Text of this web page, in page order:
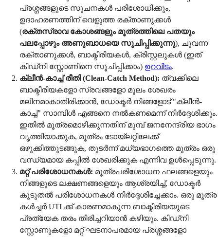
പ്രശ്നങ്ങളുടെ സൂചനകൾ പരിശോധിക്കും,
ഉദാഹരണത്തിന് വെളുത്ത രക്താണുക്കൾ
(രക്തസ്രാവ കോശങ്ങളും മൂത്രത്തിലെ പതയും
പലപ്പോഴും അണുബാധയെ സൂചിപ്പിക്കുന്നു), ചുവന്ന
രക്താണുക്കൾ, ബാക്ടീരിയകൾ, ക്രിസ്റ്റലുകൾ (ഇത്
കിഡ്നി സ്റ്റോണിനെ സൂചിപ്പിക്കാം) ഉറവിടം.
ക്ലീൻ-കാച്ച് രീതി (Clean-Catch Method): ത്വക്കിലെ
ബാക്ടീരിയകളോ സ്രവങ്ങളോ മൂലം ശേഖരം
മലിനമാകാതിരിക്കാൻ, ഡോക്ടർ നിങ്ങളോട് "ക്ലീൻ-
കാച്ച്" സാമ്പിൾ എങ്ങനെ നൽകണമെന്ന് നിർദ്ദേശിക്കും.
ഇതിൽ മൂത്രമൊഴിക്കുന്നതിന് മുമ്പ് ജനനേന്ദ്രിയ ഭാഗം
വൃത്തിയാക്കുക, മൂത്രം ടോയ്‌ലറ്റിലേക്ക്
ഒഴുക്കിത്തുടങ്ങുക, തുടർന്ന് മധ്യഭാഗത്തെ മൂത്രം ഒരു
വന്ധ്യമായ കപ്പിൽ ശേഖരിക്കുക എന്നിവ ഉൾപ്പെടുന്നു.
മറ്റ് പരിശോധനകൾ: മൂത്രപരിശോധന ഫലങ്ങളെയും
നിങ്ങളുടെ ലക്ഷണങ്ങളെയും ആശ്രയിച്ച്, ഡോക്ടർ
കൂടുതൽ പരിശോധനകൾ നിർദ്ദേശിച്ചേക്കാം. ഒരു മൂത്ര
കൾച്ചർ UTI ക്ക് കാരണമാകുന്ന ബാക്ടീരിയയുടെ
പ്രത്യേക തരം തിരിച്ചറിയാൻ കഴിയും. കിഡ്നി
സ്റ്റോണുകളോ മറ്റ് ഘടനാപരമായ പ്രശ്നങ്ങളോ